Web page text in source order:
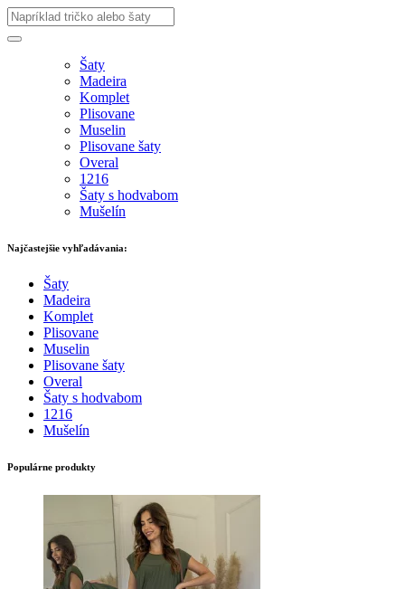
Šaty
Madeira
Komplet
Plisovane
Muselin
Plisovane šaty
Overal
1216
Šaty s hodvabom
Mušelín
Najčastejšie vyhľadávania:
Šaty
Madeira
Komplet
Plisovane
Muselin
Plisovane šaty
Overal
Šaty s hodvabom
1216
Mušelín
Populárne produkty